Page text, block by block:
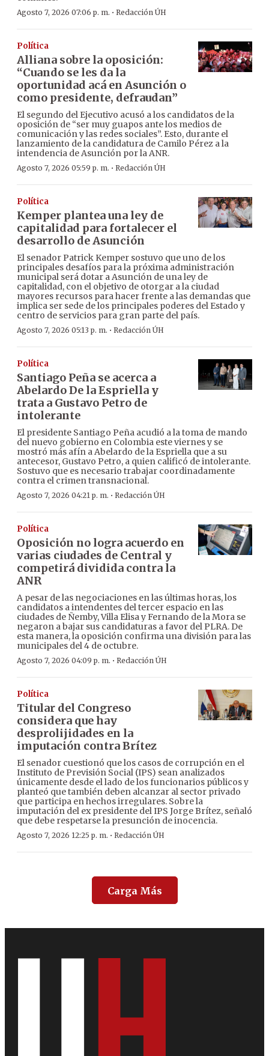
Agosto 7, 2026 07:06 p. m. · Redacción ÚH
Política
Alliana sobre la oposición:
“Cuando se les da la
oportunidad acá en Asunción o
como presidente, defraudan”
El segundo del Ejecutivo acusó a los candidatos de la
oposición de “ser muy guapos ante los medios de
comunicación y las redes sociales”. Esto, durante el
lanzamiento de la candidatura de Camilo Pérez a la
intendencia de Asunción por la ANR.
Agosto 7, 2026 05:59 p. m. · Redacción ÚH
Política
Kemper plantea una ley de
capitalidad para fortalecer el
desarrollo de Asunción
El senador Patrick Kemper sostuvo que uno de los
principales desafíos para la próxima administración
municipal será dotar a Asunción de una ley de
capitalidad, con el objetivo de otorgar a la ciudad
mayores recursos para hacer frente a las demandas que
implica ser sede de los principales poderes del Estado y
centro de servicios para gran parte del país.
Agosto 7, 2026 05:13 p. m. · Redacción ÚH
Política
Santiago Peña se acerca a
Abelardo De la Espriella y
trata a Gustavo Petro de
intolerante
El presidente Santiago Peña acudió a la toma de mando
del nuevo gobierno en Colombia este viernes y se
mostró más afín a Abelardo de la Espriella que a su
antecesor, Gustavo Petro, a quien calificó de intolerante.
Sostuvo que es necesario trabajar coordinadamente
contra el crimen transnacional.
Agosto 7, 2026 04:21 p. m. · Redacción ÚH
Política
Oposición no logra acuerdo en
varias ciudades de Central y
competirá dividida contra la
ANR
A pesar de las negociaciones en las últimas horas, los
candidatos a intendentes del tercer espacio en las
ciudades de Ñemby, Villa Elisa y Fernando de la Mora se
negaron a bajar sus candidaturas a favor del PLRA. De
esta manera, la oposición confirma una división para las
municipales del 4 de octubre.
Agosto 7, 2026 04:09 p. m. · Redacción ÚH
Política
Titular del Congreso
considera que hay
desprolijidades en la
imputación contra Brítez
El senador cuestionó que los casos de corrupción en el
Instituto de Previsión Social (IPS) sean analizados
únicamente desde el lado de los funcionarios públicos y
planteó que también deben alcanzar al sector privado
que participa en hechos irregulares. Sobre la
imputación del ex presidente del IPS Jorge Brítez, señaló
que debe respetarse la presunción de inocencia.
Agosto 7, 2026 12:25 p. m. · Redacción ÚH
Carga Más